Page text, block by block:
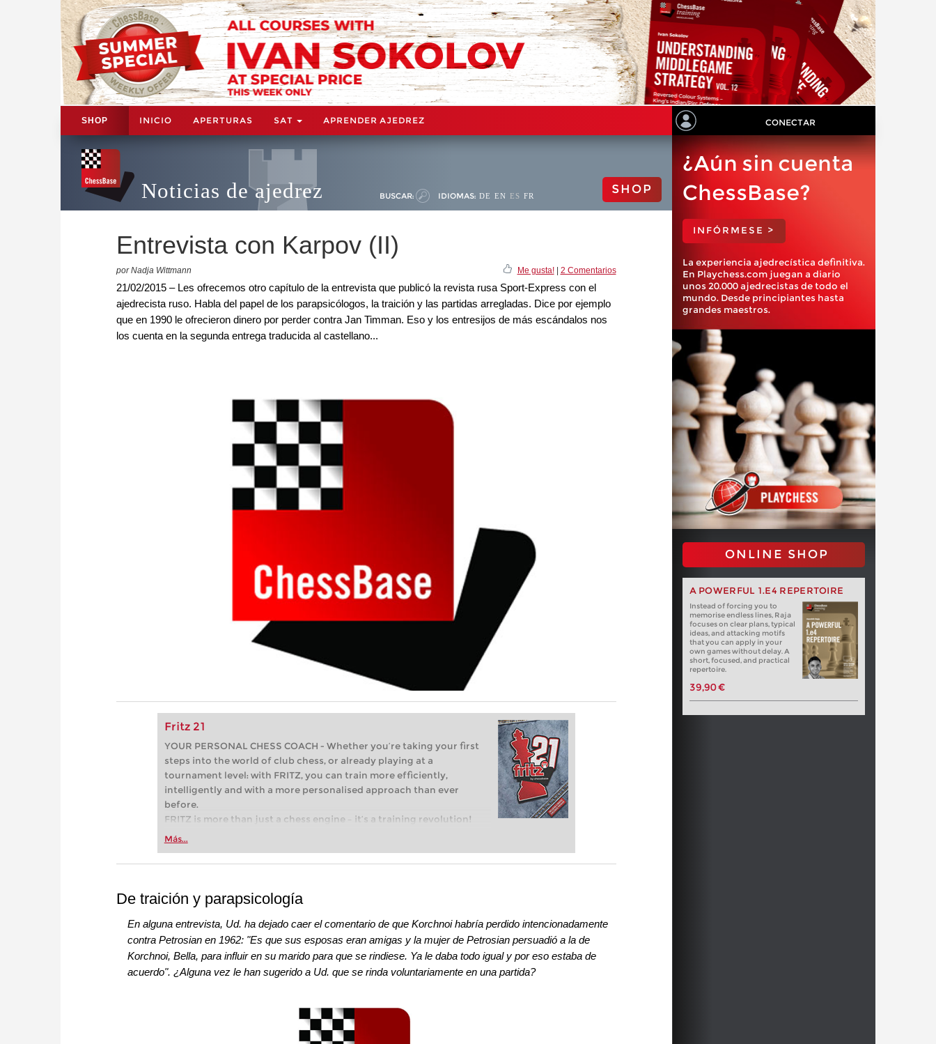
SHOP INICIO APERTURAS SAT APRENDER AJEDREZ CONECTAR
Noticias de ajedrez BUSCAR: IDIOMAS: DE EN ES FR SHOP
Entrevista con Karpov (II)
por Nadja Wittmann Me gusta!| 2 Comentarios
21/02/2015 – Les ofrecemos otro capítulo de la entrevista que publicó la revista rusa Sport-Express con el
ajedrecista ruso. Habla del papel de los parapsicólogos, la traición y las partidas arregladas. Dice por ejemplo
que en 1990 le ofrecieron dinero por perder contra Jan Timman. Eso y los entresijos de más escándalos nos
los cuenta en la segunda entrega traducida al castellano...
Fritz 21
YOUR PERSONAL CHESS COACH - Whether you’re taking your first
steps into the world of club chess, or already playing at a
tournament level: with FRITZ, you can train more efficiently,
intelligently and with a more personalised approach than ever
before.
FRITZ is more than just a chess engine – it’s a training revolution!
Whether you’re taking your first steps into the world of club chess,
more efficiently, intelligently and with a more personalised
Más...
¿Aún sin cuenta
ChessBase?
INFÓRMESE >
La experiencia ajedrecística definitiva.
En Playchess.com juegan a diario
unos 20.000 ajedrecistas de todo el
mundo. Desde principiantes hasta
grandes maestros.
ONLINE SHOP
A POWERFUL 1.E4 REPERTOIRE
Instead of forcing you to
memorise endless lines, Raja
focuses on clear plans, typical
ideas, and attacking motifs
that you can apply in your
own games without delay. A
short, focused, and practical
repertoire.
39,90 €
De traición y parapsicología
En alguna entrevista, Ud. ha dejado caer el comentario de que Korchnoi habría perdido intencionadamente
contra Petrosian en 1962: "Es que sus esposas eran amigas y la mujer de Petrosian persuadió a la de
Korchnoi, Bella, para influir en su marido para que se rindiese. Ya le daba todo igual y por eso estaba de
acuerdo". ¿Alguna vez le han sugerido a Ud. que se rinda voluntariamente en una partida?